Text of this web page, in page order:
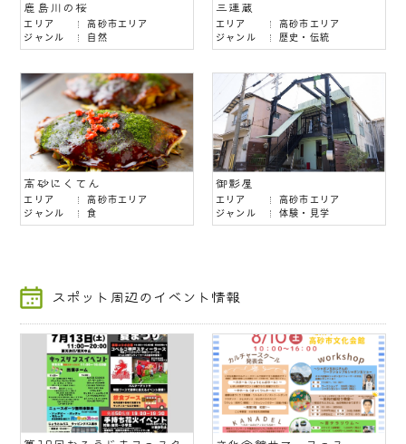
鹿島川の桜
エリア
高砂市エリア
ジャンル
自然
三連蔵
エリア
高砂市エリア
ジャンル
歴史・伝統
高砂にくてん
エリア
高砂市エリア
ジャンル
食
御影屋
エリア
高砂市エリア
ジャンル
体験・見学
スポット周辺のイベント情報